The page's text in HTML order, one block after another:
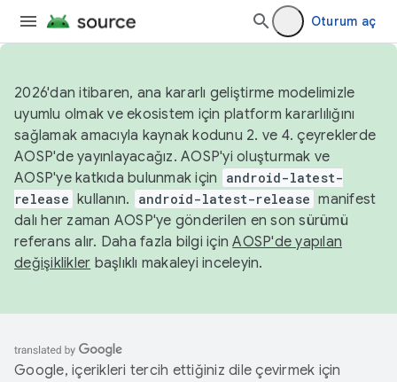
Oturum aç
2026'dan itibaren, ana kararlı geliştirme modelimizle
uyumlu olmak ve ekosistem için platform kararlılığını
sağlamak amacıyla kaynak kodunu 2. ve 4. çeyreklerde
AOSP'de yayınlayacağız. AOSP'yi oluşturmak ve
AOSP'ye katkıda bulunmak için
android-latest-
release kullanın. android-latest-release manifest
dalı her zaman AOSP'ye gönderilen en son sürümü
referans alır. Daha fazla bilgi içinAOSP'de yapılan
değişiklikler başlıklı makaleyi inceleyin.
Google, içerikleri tercih ettiğiniz dile çevirmek için